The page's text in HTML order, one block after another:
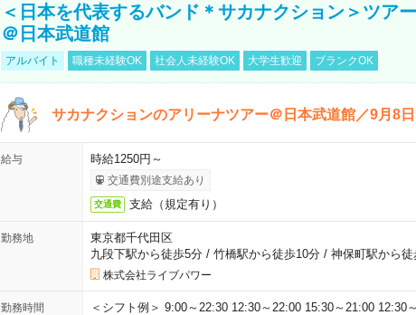
＜日本を代表するバンド＊サカナクション＞ツア
＠日本武道館
アルバイト 職種未経験OK 社会人未経験OK 大学生歓迎 ブランクOK
サカナクションのアリーナツアー＠日本武道館／9月8日
給与 時給1250円～
交通費別途支給あり
交通費 支給（規定有り）
勤務地
東京都千代田区
九段下駅から徒歩5分/ 竹橋駅から徒歩10分/ 神保町駅から徒
株式会社ライブパワー
勤務時間
＜シフト例＞ 9:00～22:30 12:30～22:00 15:30～21:00 12:30